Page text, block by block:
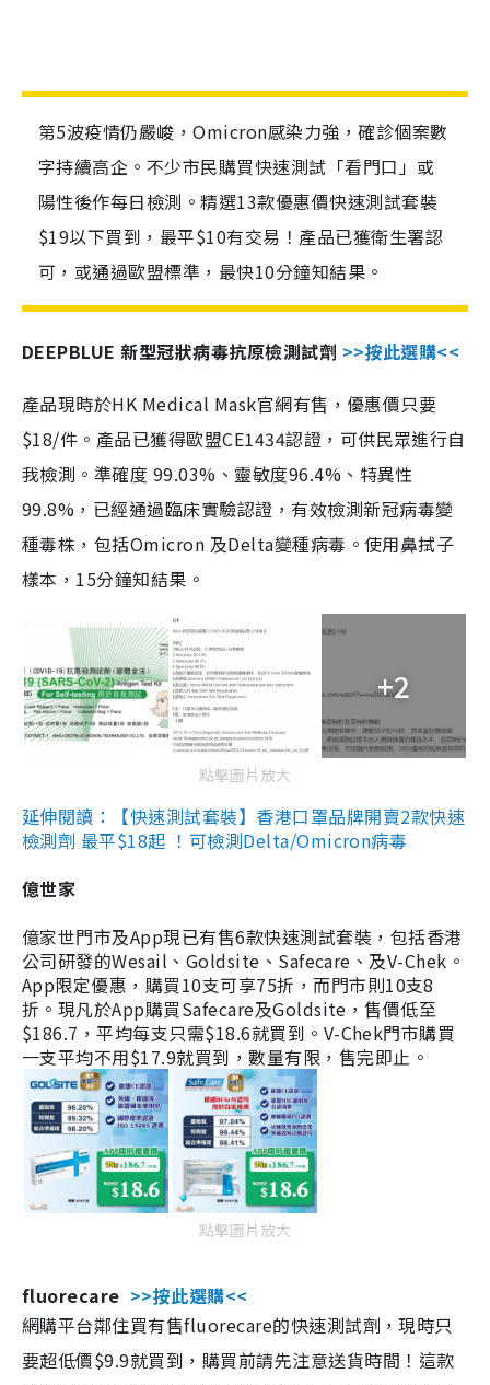
第5波疫情仍嚴峻，Omicron感染力強，確診個案數
字持續高企。不少市民購買快速測試「看門口」或
陽性後作每日檢測。精選13款優惠價快速測試套裝
$19以下買到，最平$10有交易！產品已獲衛生署認
可，或通過歐盟標準，最快10分鐘知結果。
DEEPBLUE 新型冠狀病毒抗原檢測試劑 >>按此選購<<
產品現時於HK Medical Mask官網有售，優惠價只要
$18/件。產品已獲得歐盟CE1434認證，可供民眾進行自
我檢測。準確度 99.03%、靈敏度96.4%、特異性
99.8%，已經通過臨床實驗認證，有效檢測新冠病毒變
種毒株，包括Omicron 及Delta變種病毒。使用鼻拭子
樣本，15分鐘知結果。
+2
點擊圖片放大
延伸閱讀：【快速測試套裝】香港口罩品牌開賣2款快速
檢測劑 最平$18起 ！可檢測Delta/Omicron病毒
億世家
億家世門市及App現已有售6款快速測試套裝，包括香港
公司研發的Wesail、Goldsite、Safecare、及V-Chek。
App限定優惠，購買10支可享75折，而門市則10支8
折。現凡於App購買Safecare及Goldsite，售價低至
$186.7，平均每支只需$18.6就買到。V-Chek門市購買
一支平均不用$17.9就買到，數量有限，售完即止。
點擊圖片放大
fluorecare >>按此選購<<
網購平台鄰住買有售fluorecare的快速測試劑，現時只
要超低價$9.9就買到，購買前請先注意送貨時間！這款